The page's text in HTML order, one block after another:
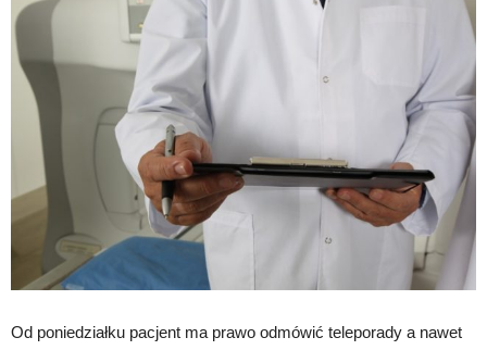
Od poniedziałku pacjent ma prawo odmówić teleporady a nawet